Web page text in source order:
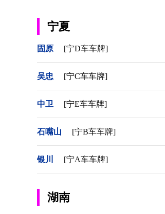
宁夏
固原 [宁D车车牌]
吴忠 [宁C车车牌]
中卫 [宁E车车牌]
石嘴山 [宁B车车牌]
银川 [宁A车车牌]
湖南